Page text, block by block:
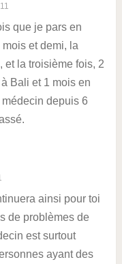
que je pars en
et demi, la
et la troisième fois, 2
Bali et 1 mois en
depuis 6
ainsi pour toi
de problèmes de
est surtout
ayant des